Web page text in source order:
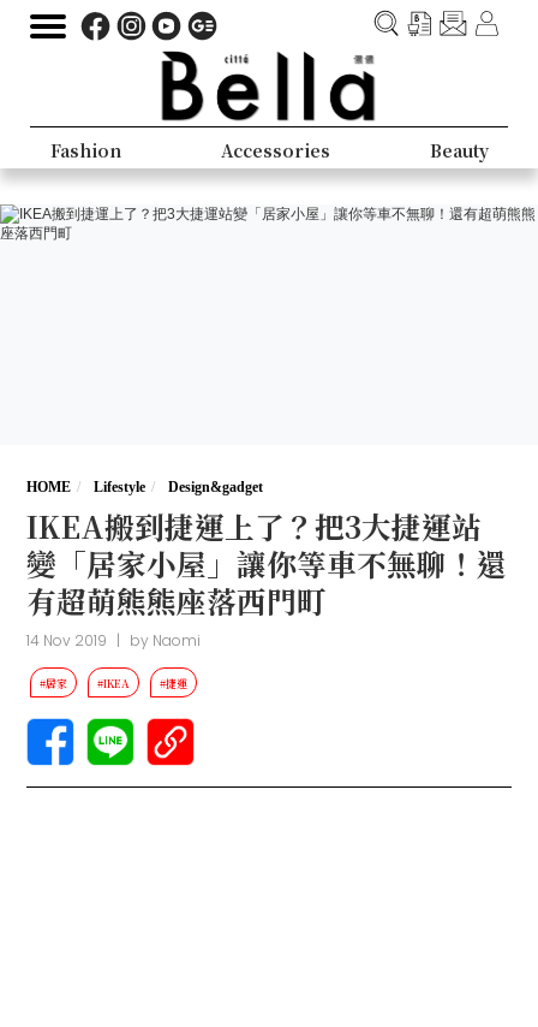
Fashion Accessories Beauty
HOME Lifestyle Design&gadget
IKEA搬到捷運上了？把3大捷運站
變「居家小屋」讓你等車不無聊！還
有超萌熊熊座落西門町
14 Nov 2019 | by Naomi
#居家 #IKEA #捷運